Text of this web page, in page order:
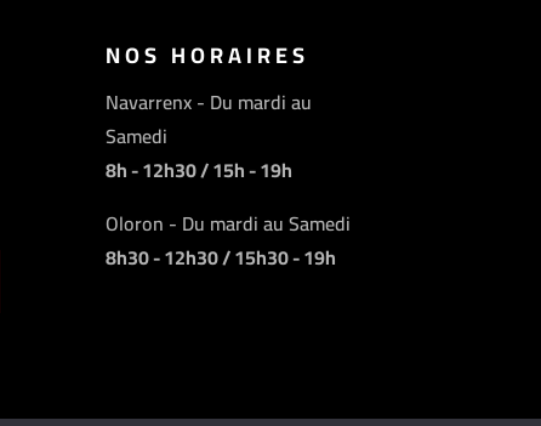
NOS HORAIRES
Navarrenx - Du mardi au
Samedi
8h - 12h30 / 15h - 19h
Oloron - Du mardi au Samedi
8h30 - 12h30 / 15h30 - 19h